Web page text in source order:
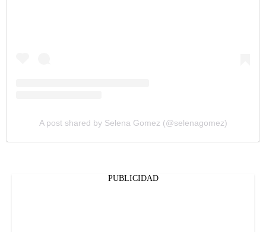
A post shared by Selena Gomez (@selenagomez)
PUBLICIDAD